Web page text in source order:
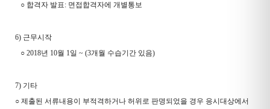
○ 합격자 발표: 면접합격자에 개별통보
6) 근무시작
○ 2018년 10월 1일 ~ (3개월 수습기간 있음)
7) 기타
○ 제출된 서류내용이 부적격하거나 허위로 판명되었을 경우 응시대상에서